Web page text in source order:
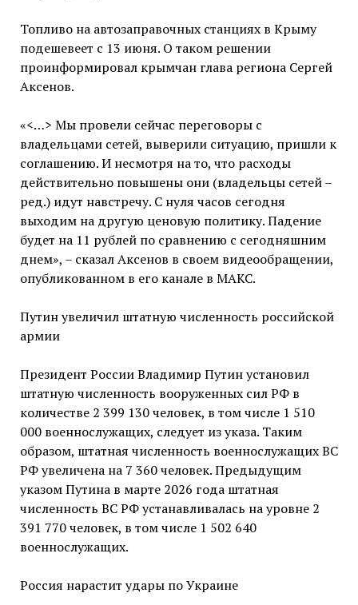
Топливо на автозаправочных станциях в Крыму
подешевеет с 13 июня. О таком решении
проинформировал крымчан глава региона Сергей
Аксенов.
«<…> Мы провели сейчас переговоры с
владельцами сетей, выверили ситуацию, пришли к
соглашению. И несмотря на то, что расходы
действительно повышены они (владельцы сетей –
ред.) идут навстречу. С нуля часов сегодня
выходим на другую ценовую политику. Падение
будет на 11 рублей по сравнению с сегодняшним
днем», – сказал Аксенов в своем видеообращении,
опубликованном в его канале в МАКС.
Путин увеличил штатную численность российской
армии
Президент России Владимир Путин установил
штатную численность вооруженных сил РФ в
количестве 2 399 130 человек, в том числе 1 510
000 военнослужащих, следует из указа. Таким
образом, штатная численность военнослужащих ВС
РФ увеличена на 7 360 человек. Предыдущим
указом Путина в марте 2026 года штатная
численность ВС РФ устанавливалась на уровне 2
391 770 человек, в том числе 1 502 640
военнослужащих.
Россия нарастит удары по Украине